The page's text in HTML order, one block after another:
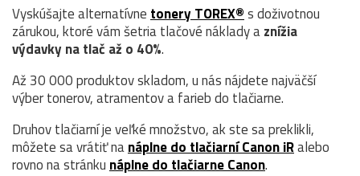
Vyskúšajte alternatívne tonery TOREX®s doživotnou
zárukou, ktoré vám šetria tlačové náklady aznížia
výdavky na tlač až o 40%.
Až 30 000 produktov skladom, u nás nájdete najväčší
výber tonerov, atramentov a farieb do tlačiarne.
Druhov tlačiarní je veľké množstvo, ak ste sa preklikli,
môžete sa vrátiť nanáplne do tlačiarní Canon iRalebo
rovno na stránku náplne do tlačiarne Canon.